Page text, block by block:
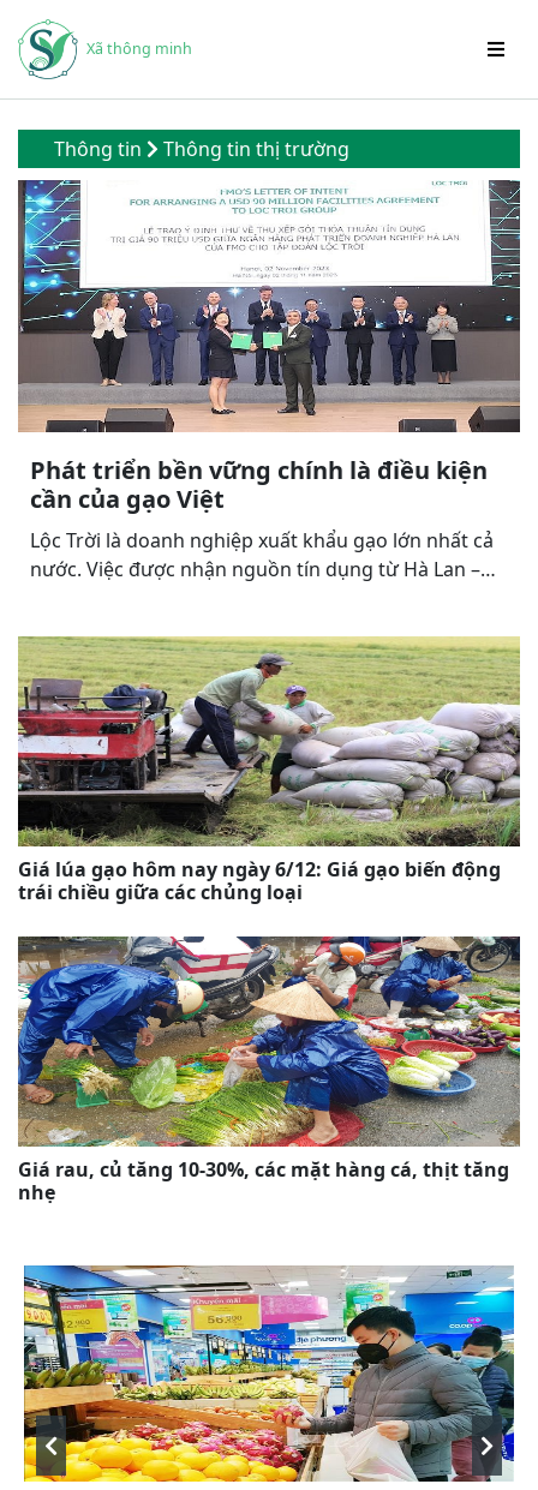
Xã thông minh
Thông tin Thông tin thị trường
Phát triển bền vững chính là điều kiện
cần của gạo Việt
Lộc Trời là doanh nghiệp xuất khẩu gạo lớn nhất cả
nước. Việc được nhận nguồn tín dụng từ Hà Lan –
Giá lúa gạo hôm nay ngày 6/12: Giá gạo biến động
trái chiều giữa các chủng loại
Giá rau, củ tăng 10-30%, các mặt hàng cá, thịt tăng
nhẹ